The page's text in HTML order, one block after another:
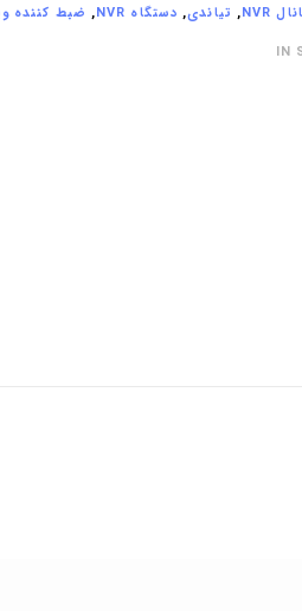
, تیاندی, دستگاه NVR , ضبط کننده